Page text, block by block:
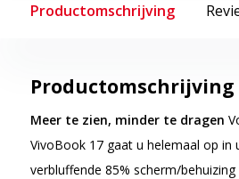
Productomschrijving
Productomschrijving
Meer te zien, minder te dragen
VivoBook 17 gaat u helemaal op in
verbluffende 85% scherm/